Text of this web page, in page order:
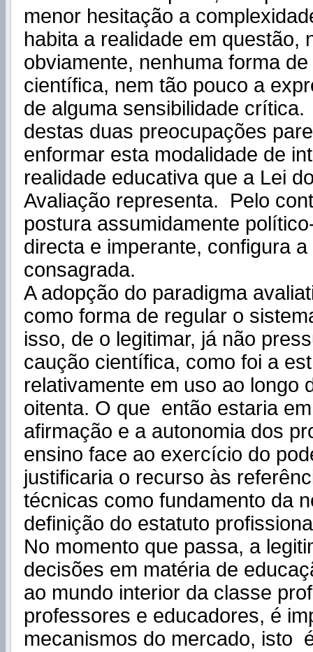
menor hesitação a
habita a realidade em questão,
obviamente, nenhuma forma
científica, nem tão pouco a
de alguma sensibilidade
destas duas preocupações
enformar esta modalidade de
realidade educativa que a Lei
Avaliação representa. Pelo
postura assumidamente
directa e imperante, configura
consagrada.
A adopção do paradigma
como forma de regular o
isso, de o legitimar, já não
caução científica, como foi a
relativamente em uso ao longo
oitenta. O que então estaria
afirmação e a autonomia dos
ensino face ao exercício do
justificaria o recurso às
técnicas como fundamento da
definição do estatuto
No momento que passa, a
decisões em matéria de
ao mundo interior da classe
professores e educadores, é
mecanismos do mercado, isto